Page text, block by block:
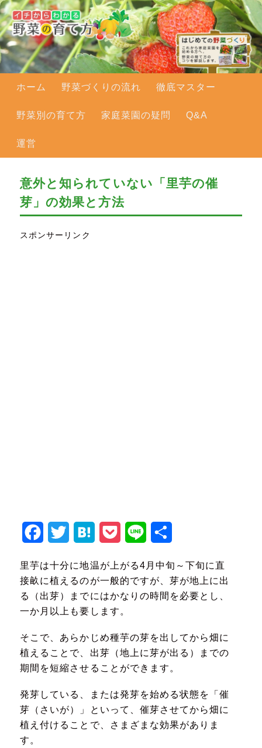
メインメニュー
メインコンテンツへ移動
ホーム 野菜づくりの流れ 徹底マスター
野菜別の育て方 家庭菜園の疑問 Q&A
運営
意外と知られていない「里芋の催
芽」の効果と方法
スポンサーリンク
Facebook
Twitter HatenaPocket Line
里芋は十分に地温が上がる4月中旬～下旬に直
接畝に植えるのが一般的ですが、芽が地上に出
る（出芽）までにはかなりの時間を必要とし、
一か月以上も要します。
そこで、あらかじめ種芋の芽を出してから畑に
植えることで、出芽（地上に芽が出る）までの
期間を短縮させることができます。
発芽している、または発芽を始める状態を「催
芽（さいが）」といって、催芽させてから畑に
植え付けることで、さまざまな効果がありま
す。